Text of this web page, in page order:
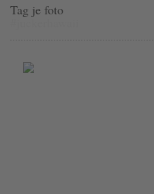
Tag je foto
#juckerhawaii